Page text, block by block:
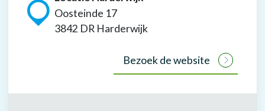
Oosteinde 17
3842 DR Harderwijk
Bezoek de website